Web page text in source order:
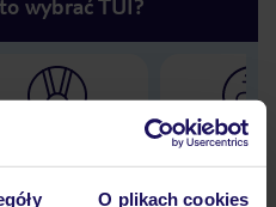
O plikach cookies
30 lat w